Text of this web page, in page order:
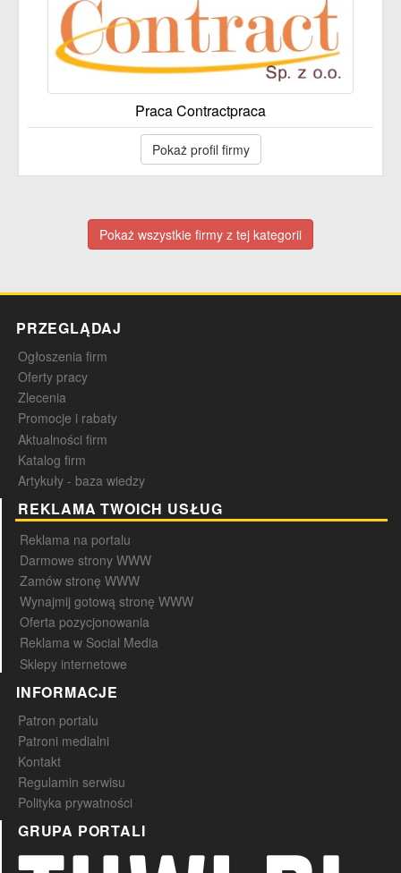
Praca Contractpraca
Pokaż profil firmy
Pokaż wszystkie firmy z tej kategorii
PRZEGLĄDAJ
Ogłoszenia firm
Oferty pracy
Zlecenia
Promocje i rabaty
Aktualności firm
Katalog firm
Artykuły - baza wiedzy
REKLAMA TWOICH USŁUG
Reklama na portalu
Darmowe strony WWW
Zamów stronę WWW
Wynajmij gotową stronę WWW
Oferta pozycjonowania
Reklama w Social Media
Sklepy internetowe
INFORMACJE
Patron portalu
Patroni medialni
Kontakt
Regulamin serwisu
Polityka prywatności
GRUPA PORTALI